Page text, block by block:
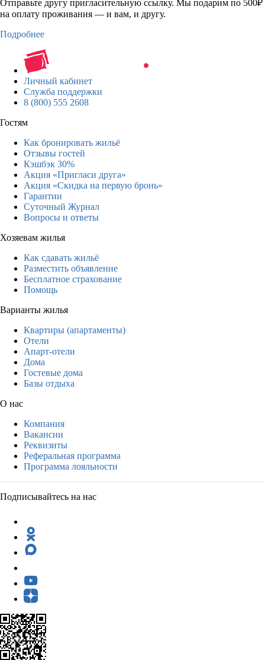
Отправьте другу пригласительную ссылку. Мы подарим по 500₽
на оплату проживания — и вам, и другу.
Подробнее
Личный кабинет
Служба поддержки
8 (800) 555 2608
Гостям
Как бронировать жильё
Отзывы гостей
Кэшбэк 30%
Акция «Пригласи друга»
Акция «Скидка на первую бронь»
Гарантии
Суточный Журнал
Вопросы и ответы
Хозяевам жилья
Как сдавать жильё
Разместить объявление
Бесплатное страхование
Помощь
Варианты жилья
Квартиры (апартаменты)
Отели
Апарт-отели
Дома
Гостевые дома
Базы отдыха
О нас
Компания
Вакансии
Реквизиты
Реферальная программа
Программа лояльности
Подписывайтесь на нас